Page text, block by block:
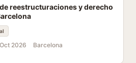
reestructuraciones y derecho
2026 Barcelona